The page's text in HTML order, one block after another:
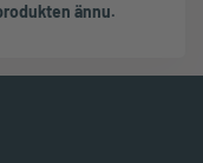
ännu.